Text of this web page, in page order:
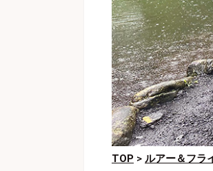
TOP > ルアー＆フラ